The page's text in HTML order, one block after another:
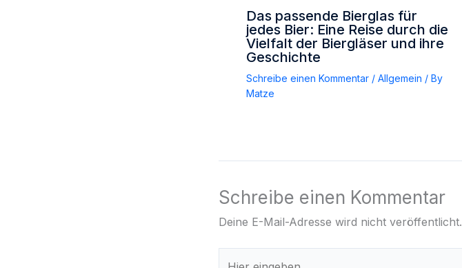
Das passende Bierglas für
jedes Bier: Eine Reise durch die
Vielfalt der Biergläser und ihre
Geschichte
Schreibe einen Kommentar / Allgemein / By
Matze
Schreibe einen Kommentar
Deine E-Mail-Adresse wird nicht veröffentlicht.